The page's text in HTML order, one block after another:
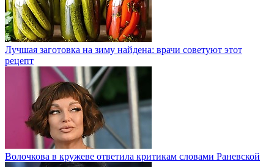
Лучшая заготовка на зиму найдена: врачи советуют этот
рецепт
Волочкова в кружеве ответила критикам словами Раневской